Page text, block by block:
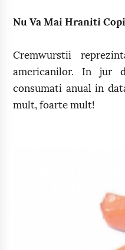
Nu Va Mai Hraniti
Cremwurstii
americanilor. In jur
consumati anual in
mult, foarte mult!